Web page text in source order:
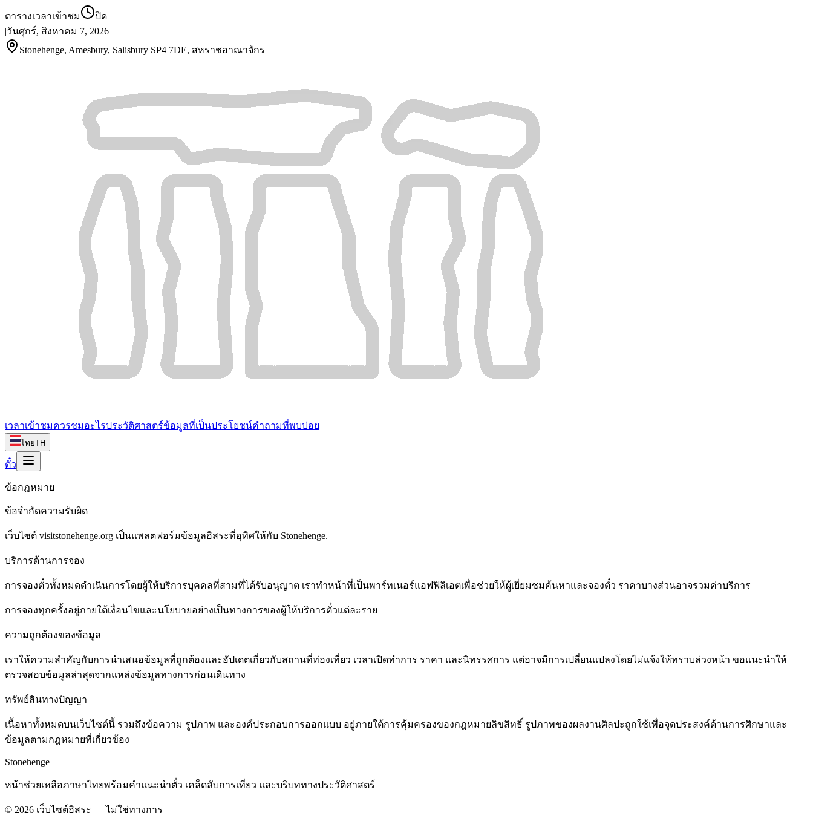
ตารางเวลาเข้าชม
ปิด
|วันศุกร์, สิงหาคม 7, 2026
Stonehenge, Amesbury, Salisbury SP4 7DE, สหราชอาณาจักร
เวลาเข้าชมควรชมอะไรประวัติศาสตร์ข้อมูลที่เป็นประโยชน์คำถามที่พบบ่อย
ไทยTH
ตั๋ว
ข้อกฎหมาย
ข้อจำกัดความรับผิด
เว็บไซต์ visitstonehenge.org เป็นแพลตฟอร์มข้อมูลอิสระที่อุทิศให้กับ Stonehenge.
บริการด้านการจอง
การจองตั๋วทั้งหมดดำเนินการโดยผู้ให้บริการบุคคลที่สามที่ได้รับอนุญาต เราทำหน้าที่เป็นพาร์ทเนอร์แอฟฟิลิเอตเพื่อช่วยให้ผู้เยี่ยมชมค้นหาและจองตั๋ว ราคาบางส่วนอาจรวมค่าบริการ
การจองทุกครั้งอยู่ภายใต้เงื่อนไขและนโยบายอย่างเป็นทางการของผู้ให้บริการตั๋วแต่ละราย
ความถูกต้องของข้อมูล
เราให้ความสำคัญกับการนำเสนอข้อมูลที่ถูกต้องและอัปเดตเกี่ยวกับสถานที่ท่องเที่ยว เวลาเปิดทำการ ราคา และนิทรรศการ แต่อาจมีการเปลี่ยนแปลงโดยไม่แจ้งให้ทราบล่วงหน้า ขอแนะนำให้
ตรวจสอบข้อมูลล่าสุดจากแหล่งข้อมูลทางการก่อนเดินทาง
ทรัพย์สินทางปัญญา
เนื้อหาทั้งหมดบนเว็บไซต์นี้ รวมถึงข้อความ รูปภาพ และองค์ประกอบการออกแบบ อยู่ภายใต้การคุ้มครองของกฎหมายลิขสิทธิ์ รูปภาพของผลงานศิลปะถูกใช้เพื่อจุดประสงค์ด้านการศึกษาและ
ข้อมูลตามกฎหมายที่เกี่ยวข้อง
Stonehenge
หน้าช่วยเหลือภาษาไทยพร้อมคำแนะนำตั๋ว เคล็ดลับการเที่ยว และบริบททางประวัติศาสตร์
© 2026 เว็บไซต์อิสระ — ไม่ใช่ทางการ